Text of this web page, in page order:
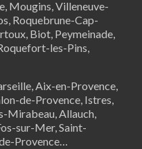
, Mougins,Villeneuve-
, Roquebrune-Cap-
, Biot, Peymeinade,
les-Pins,
,Aix-en-Provence,
de-Provence, Istres,
Mirabeau,Allauch,
sur-Mer,Saint-
Provence…